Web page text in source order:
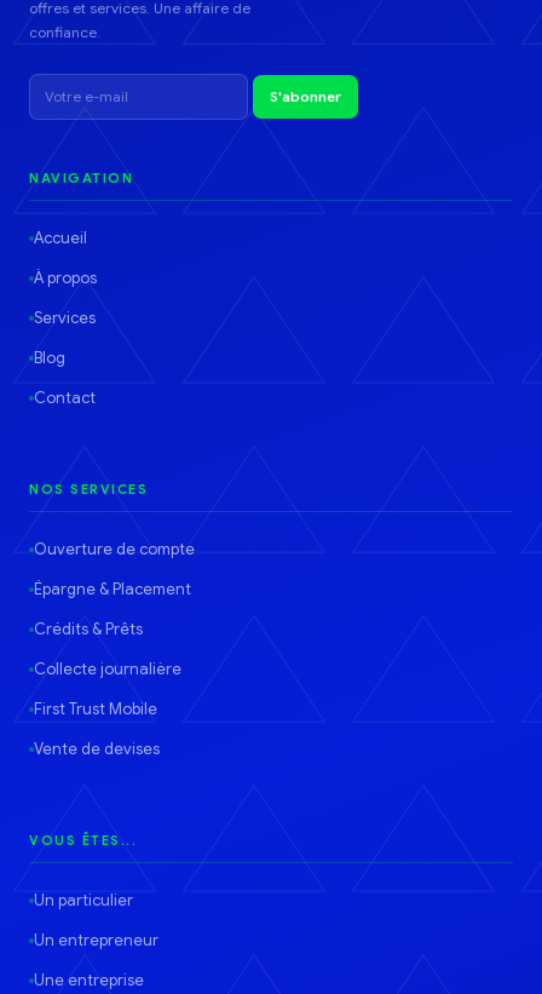
offres et services. Une affaire de
confiance.
S'abonner
NAVIGATION
Accueil
À propos
Services
Blog
Contact
NOS SERVICES
Ouverture de compte
Épargne & Placement
Crédits & Prêts
Collecte journalière
First Trust Mobile
Vente de devises
VOUS ÊTES...
Un particulier
Un entrepreneur
Une entreprise